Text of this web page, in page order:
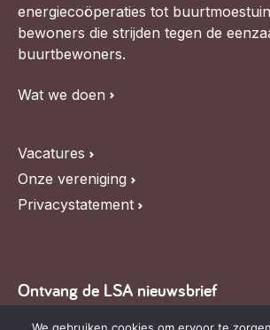
energiecoöperaties tot
bewoners die strijden tegen de
buurtbewoners.
Wat we doen
Vacatures
Onze vereniging
Privacystatement
Ontvang de LSA nieuwsbrief